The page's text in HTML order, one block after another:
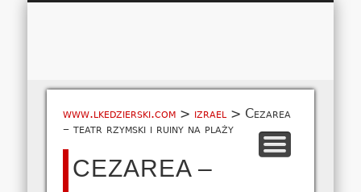
O NAS
EUROPA A-M
EUROPA N-Z
AZJA
AFRYKA
AMERYKA
OCEANIA
MAPA
WSPÓŁPRACA
KONTAKT
www.lkedzierski.com > izrael > Cezarea
– teatr rzymski i ruiny na plaży
CEZAREA –